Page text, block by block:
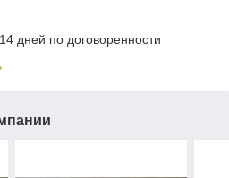
дней по договоренности